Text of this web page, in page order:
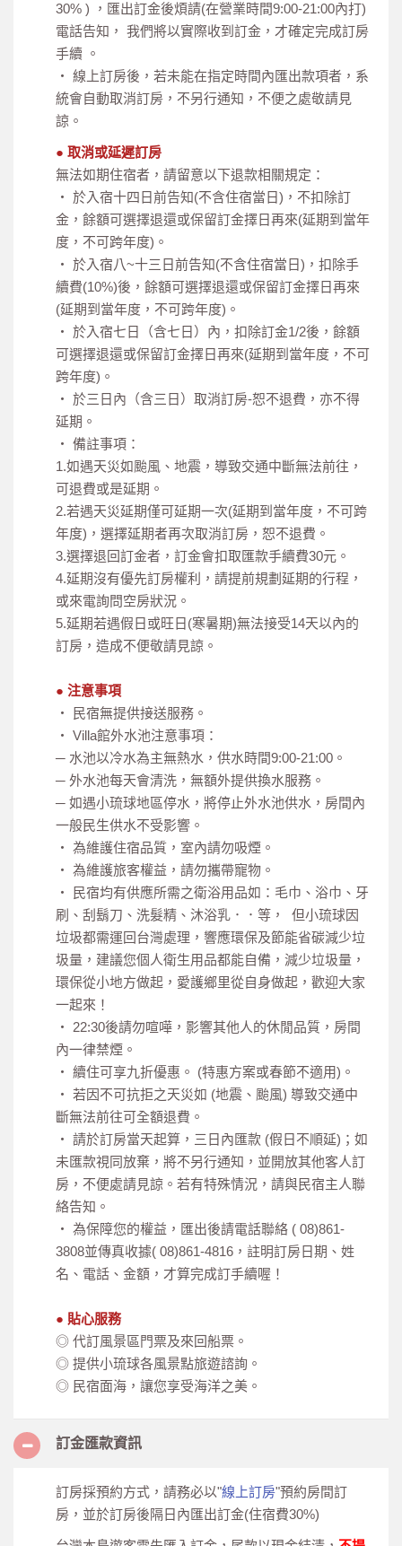
30% ) ，匯出訂金後煩請(在營業時間9:00-21:00內打)
電話告知， 我們將以實際收到訂金，才確定完成訂房
手續 。
‧ 線上訂房後，若未能在指定時間內匯出款項者，系
統會自動取消訂房，不另行通知，不便之處敬請見
諒。
● 取消或延遲訂房
無法如期住宿者，請留意以下退款相關規定：
‧ 於入宿十四日前告知(不含住宿當日)，不扣除訂
金，餘額可選擇退還或保留訂金擇日再來(延期到當年
度，不可跨年度)。
‧ 於入宿八~十三日前告知(不含住宿當日)，扣除手
續費(10%)後，餘額可選擇退還或保留訂金擇日再來
(延期到當年度，不可跨年度)。
‧ 於入宿七日（含七日）內，扣除訂金1/2後，餘額
可選擇退還或保留訂金擇日再來(延期到當年度，不可
跨年度)。
‧ 於三日內（含三日）取消訂房-恕不退費，亦不得
延期。
‧ 備註事項：
1.如遇天災如颱風、地震，導致交通中斷無法前往，
可退費或是延期。
2.若遇天災延期僅可延期一次(延期到當年度，不可跨
年度)，選擇延期者再次取消訂房，恕不退費。
3.選擇退回訂金者，訂金會扣取匯款手續費30元。
4.延期沒有優先訂房權利，請提前規劃延期的行程，
或來電詢問空房狀況。
5.延期若遇假日或旺日(寒暑期)無法接受14天以內的
訂房，造成不便敬請見諒。
● 注意事項
‧ 民宿無提供接送服務。
‧ Villa館外水池注意事項：
─ 水池以冷水為主無熱水，供水時間9:00-21:00。
─ 外水池每天會清洗，無額外提供換水服務。
─ 如遇小琉球地區停水，將停止外水池供水，房間內
一般民生供水不受影響。
‧ 為維護住宿品質，室內請勿吸煙。
‧ 為維護旅客權益，請勿攜帶寵物。
‧ 民宿均有供應所需之衛浴用品如：毛巾、浴巾、牙
刷、刮鬍刀、洗髮精、沐浴乳．．等， 但小琉球因
垃圾都需運回台灣處理，響應環保及節能省碳減少垃
圾量，建議您個人衛生用品都能自備，減少垃圾量，
環保從小地方做起，愛護鄉里從自身做起，歡迎大家
一起來！
‧ 22:30後請勿喧嘩，影響其他人的休閒品質，房間
內一律禁煙。
‧ 續住可享九折優惠。 (特惠方案或春節不適用)。
‧ 若因不可抗拒之天災如 (地震、颱風) 導致交通中
斷無法前往可全額退費。
‧ 請於訂房當天起算，三日內匯款 (假日不順延)；如
未匯款視同放棄，將不另行通知，並開放其他客人訂
房，不便處請見諒。若有特殊情況，請與民宿主人聯
絡告知。
‧ 為保障您的權益，匯出後請電話聯絡 ( 08)861-
3808並傳真收據( 08)861-4816，註明訂房日期、姓
名、電話、金額，才算完成訂手續喔！
● 貼心服務
◎ 代訂風景區門票及來回船票。
◎ 提供小琉球各風景點旅遊諮詢。
◎ 民宿面海，讓您享受海洋之美。
訂金匯款資訊
訂房採預約方式，請務必以"線上訂房"預約房間訂
房，並於訂房後隔日內匯出訂金(住宿費30%)